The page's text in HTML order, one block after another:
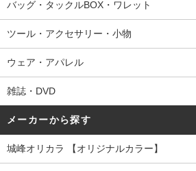
バッグ・タックルBOX・ワレット
ツール・アクセサリー・小物
ウェア・アパレル
雑誌・DVD
メーカーから探す
城峰オリカラ 【オリジナルカラー】